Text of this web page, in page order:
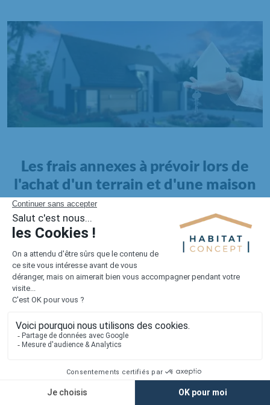
Les frais annexes à prévoir lors de
l'achat d'un terrain et d'une maison
Il faut également intégrer à votre budget, les
pour la maison. Outre l'achat du terrain et la construction, il
faut prendre en compte la viabilisation si elle n'est pas
proposée par le constructeur. Les frais de raccordements et les
taxes éventuelles coûtent entre 5 000 et 15 000 euros selon la
localisation du terrain et son accès.
Quant auxfrais de notaire
Lorsque vous vous tournez vers une maison existante, il sera
nécessaire de faire des travaux de rénovation. Ceux-ci sont
souvent coûteux et doivent être ajoutés au prix de l'achat